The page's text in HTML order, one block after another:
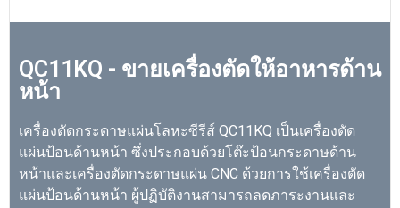
QC11KQ - ขายเครื่องตัดให้อาหารด้าน
หน้า
เครื่องตัดกระดาษแผ่นโลหะซีรีส์ QC11KQ เป็นเครื่องตัด
แผ่นป้อนด้านหน้า ซึ่งประกอบด้วยโต๊ะป้อนกระดาษด้าน
หน้าและเครื่องตัดกระดาษแผ่น CNC ด้วยการใช้เครื่องตัด
แผ่นป้อนด้านหน้า ผู้ปฏิบัติงานสามารถลดภาระงานและ